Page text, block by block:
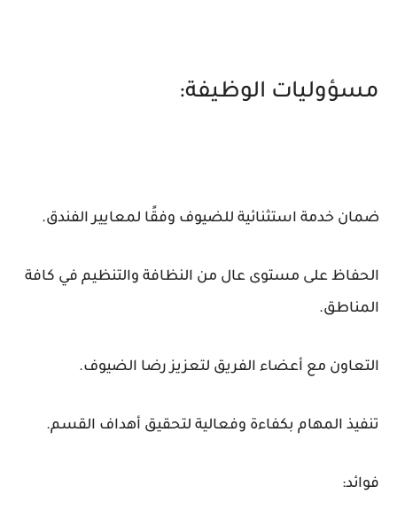
مسؤوليات الوظيفة:
ضمان خدمة استثنائية للضيوف وفقًا لمعايير الفندق.
الحفاظ على مستوى عال من النظافة والتنظيم في كافة
المناطق.
التعاون مع أعضاء الفريق لتعزيز رضا الضيوف.
تنفيذ المهام بكفاءة وفعالية لتحقيق أهداف القسم.
فوائد: